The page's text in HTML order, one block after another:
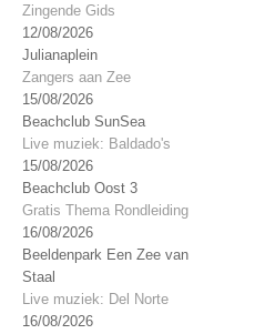
Zingende Gids
12/08/2026
Julianaplein
Zangers aan Zee
15/08/2026
Beachclub SunSea
Live muziek: Baldado's
15/08/2026
Beachclub Oost 3
Gratis Thema Rondleiding
16/08/2026
Beeldenpark Een Zee van
Staal
Live muziek: Del Norte
16/08/2026